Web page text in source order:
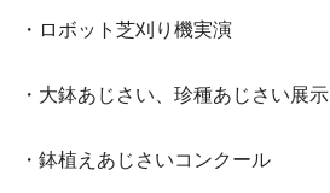
・ロボット芝刈り機実演
・大鉢あじさい、珍種あじさい展示
・鉢植えあじさいコンクール